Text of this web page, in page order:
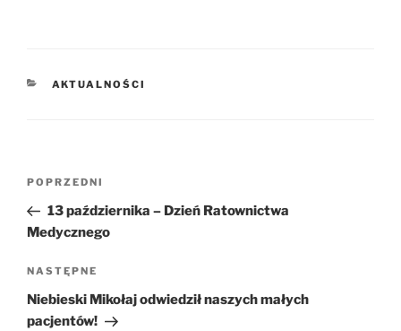
KATEGORIE
AKTUALNOŚCI
wpisu
Poprzedni
wpis
POPRZEDNI
13 października – Dzień Ratownictwa
Medycznego
Następny
wpis
NASTĘPNE
Niebieski Mikołaj odwiedził naszych małych
pacjentów!